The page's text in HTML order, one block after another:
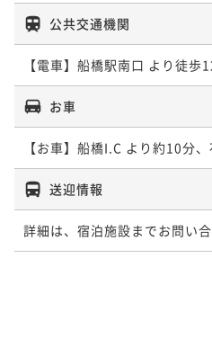
公共交通機関
【電車】船橋駅南口 より徒
お車
【お車】船橋I.C より約10分
送迎情報
詳細は、宿泊施設までお問い合